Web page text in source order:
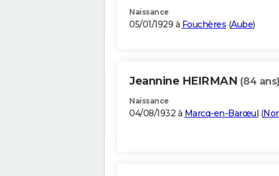
Naissance
05/01/1929 à Fouchères (Aube)
Jeannine HEIRMAN (84 ans)
Naissance
04/08/1932 à Marcq-en-Barœul (